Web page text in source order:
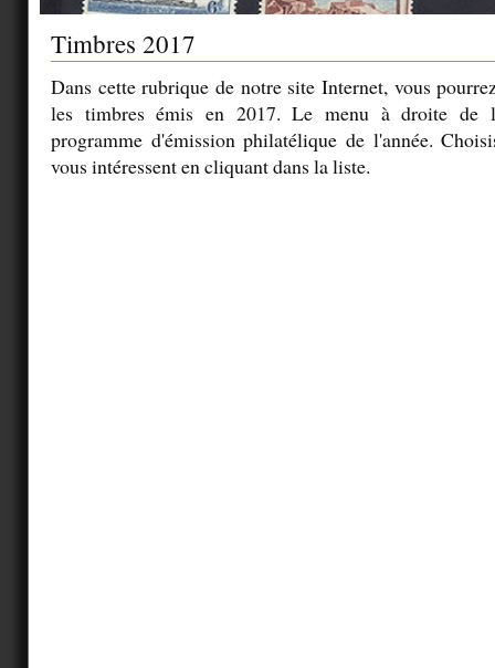
Timbres 2017
Dans cette rubrique de notre site Internet, vous
les timbres émis en 2017. Le menu à droite de
programme d'émission philatélique de l'année.
vous intéressent en cliquant dans la liste.